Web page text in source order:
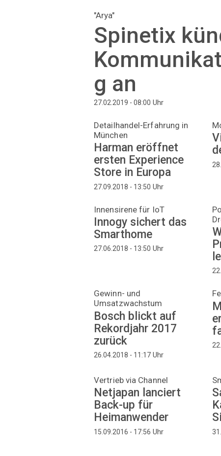
"Arya"
Spinetix
g an
27.02.2019 - 08:00 Uhr
Detailhandel-Erfahrung in
München
Harman eröffnet
ersten Experience
Store in Europa
27.09.2018 - 13:50 Uhr
Innensirene für IoT
Innogy sichert das
Smarthome
27.06.2018 - 13:50 Uhr
Gewinn- und
Umsatzwachstum
Bosch blickt auf
Rekordjahr 2017
zurück
26.04.2018 - 11:17 Uhr
Vertrieb via Channel
Netjapan lanciert
Back-up für
Heimanwender
15.09.2016 - 17:56 Uhr